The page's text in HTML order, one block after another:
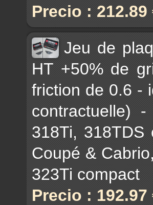
Precio : 212.89
Jeu de
HT +50% de
friction de 0.6 -
contractuelle)
318Ti, 318TDS
Coupé &
323Ti compact
Precio : 192.97